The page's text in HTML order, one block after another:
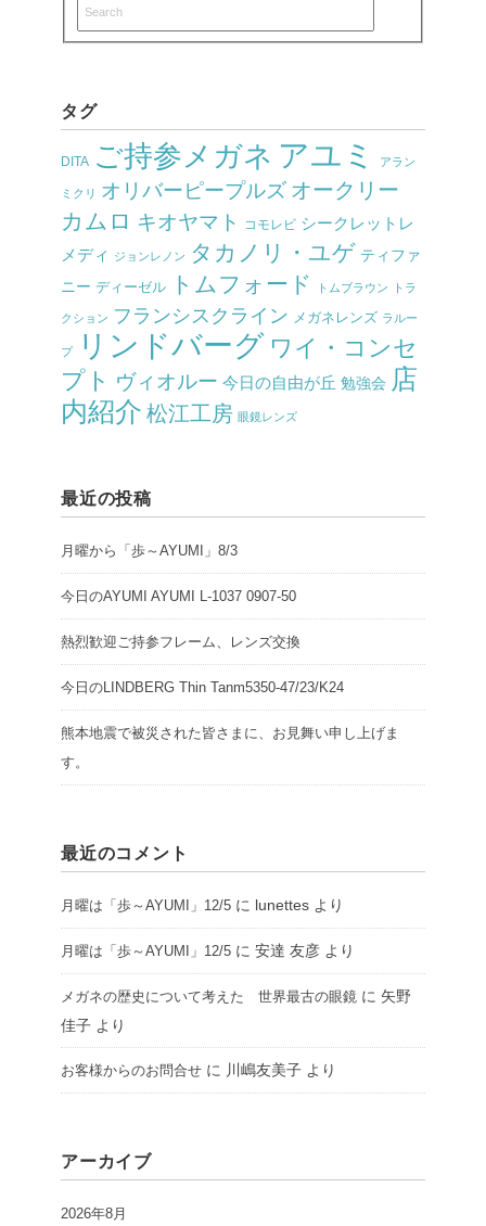
タグ
DITA ご持参メガネ アユミ アラン
ミクリ オリバーピープルズ オークリー
カムロ キオヤマト コモレビ シークレットレ
メディ
ジョンレノン タカノリ・ユゲ ティファ
ニー ディーゼル トムフォード トムブラウン トラ
クション フランシスクライン メガネレンズ ラルー
プ リンドバーグ ワイ・コンセ
プト ヴィオルー 今日の自由が丘 勉強会 店
内紹介 松江工房 眼鏡レンズ
最近の投稿
月曜から「歩～AYUMI」8/3
今日のAYUMI AYUMI L-1037 0907-50
熱烈歓迎ご持参フレーム、レンズ交換
今日のLINDBERG Thin Tanm5350-47/23/K24
熊本地震で被災された皆さまに、お見舞い申し上げま
す。
最近のコメント
月曜は「歩～AYUMI」12/5 に lunettes より
月曜は「歩～AYUMI」12/5 に 安達 友彦 より
メガネの歴史について考えた 世界最古の眼鏡 に 矢野
佳子 より
お客様からのお問合せ に 川嶋友美子 より
アーカイブ
2026年8月